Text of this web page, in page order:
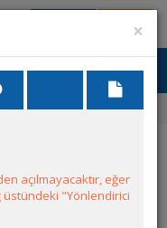
×
açılmayacaktır, eğer
"Yönlendirici